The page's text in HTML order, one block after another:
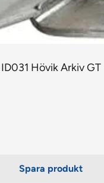
ID031 Hövik Arkiv GT
Spara produkt